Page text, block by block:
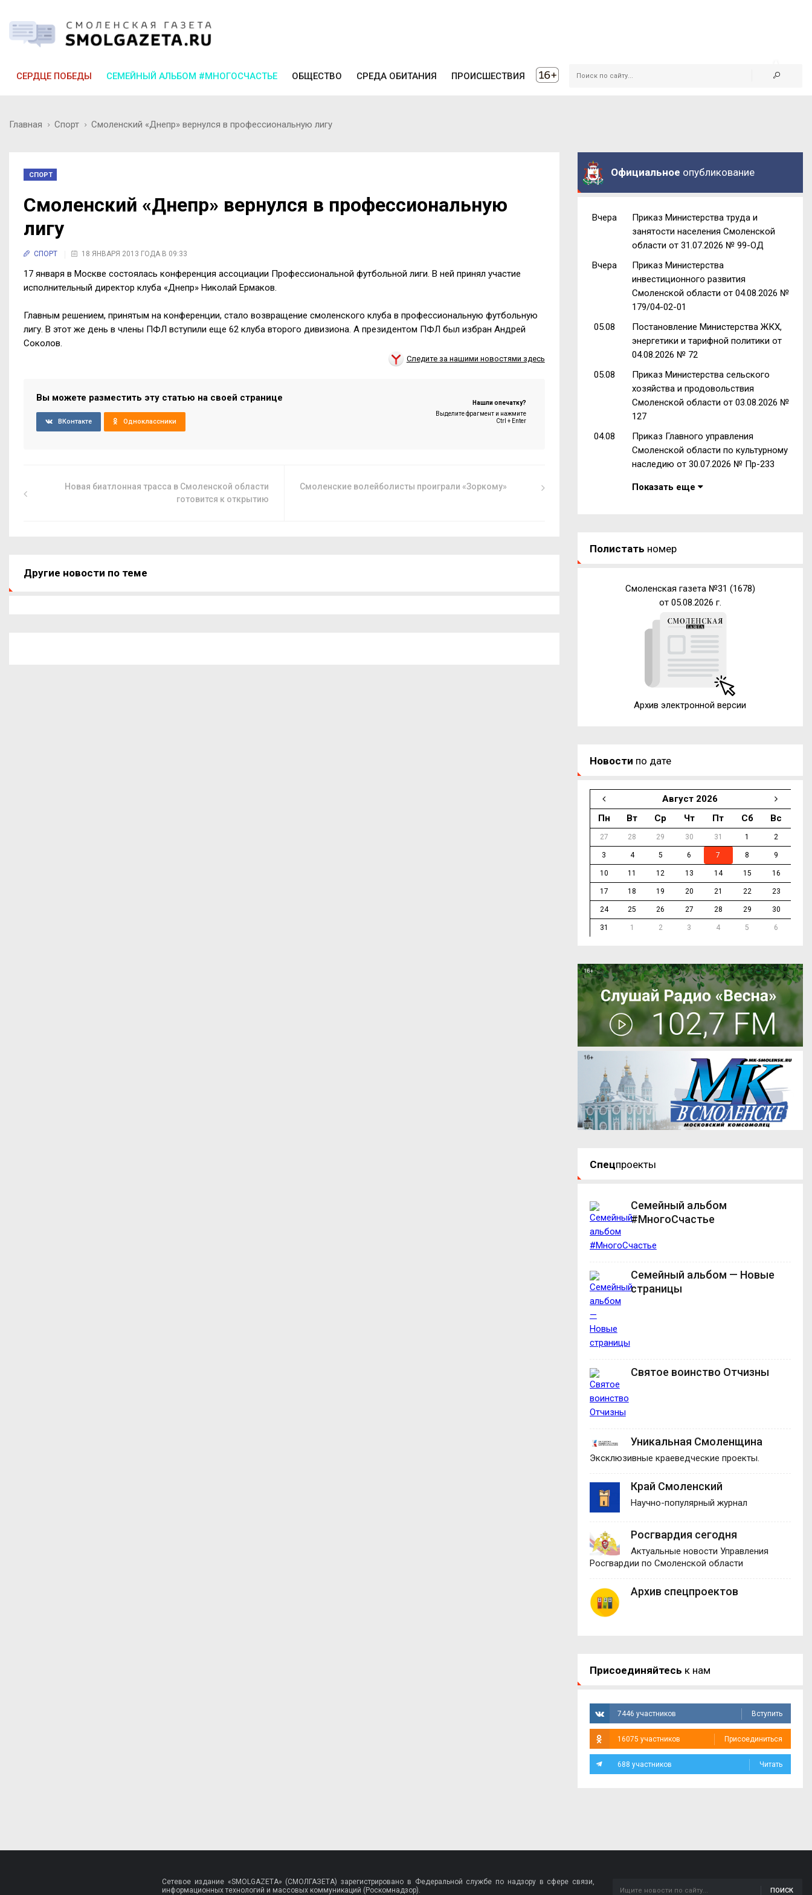
СЕРДЦЕ ПОБЕДЫ СЕМЕЙНЫЙ АЛЬБОМ #МНОГОСЧАСТЬЕ ОБЩЕСТВО СРЕДА ОБИТАНИЯ ПРОИСШЕСТВИЯ
Главная Спорт Смоленский «Днепр» вернулся в профессиональную лигу
СПОРТ
Смоленский «Днепр» вернулся в профессиональную
лигу
СПОРТ 18 ЯНВАРЯ 2013 ГОДА В 09:33
17 января в Москве состоялась конференция ассоциации Профессиональной футбольной лиги. В ней принял участие
исполнительный директор клуба «Днепр» Николай Ермаков.
Главным решением, принятым на конференции, стало возвращение смоленского клуба в профессиональную футбольную
лигу. В этот же день в члены ПФЛ вступили еще 62 клуба второго дивизиона. А президентом ПФЛ был избран Андрей
Соколов.
Следите за нашими новостями здесь
Вы можете разместить эту статью на своей странице
ВКонтакте Одноклассники
Нашли опечатку?
Выделите фрагмент и нажмите
Ctrl + Enter
Новая биатлонная трасса в Смоленской области
готовится к открытию
Смоленские волейболисты проиграли «Зоркому»
Другие новости по теме
Официальное опубликование
Вчера
Приказ Министерства труда и
занятости населения Смоленской
области от 31.07.2026 № 99-ОД
Вчера
Приказ Министерства
инвестиционного развития
Смоленской области от 04.08.2026 №
179/04-02-01
05.08
Постановление Министерства ЖКХ,
энергетики и тарифной политики от
04.08.2026 № 72
05.08
Приказ Министерства сельского
хозяйства и продовольствия
Смоленской области от 03.08.2026 №
127
04.08
Приказ Главного управления
Смоленской области по культурному
наследию от 30.07.2026 № Пр-233
Показать еще
Полистать номер
Смоленская газета №31 (1678)
от 05.08.2026 г.
Архив электронной версии
Новости по дате
Август 2026
Пн
Вт Ср Чт Пт Сб Вс
27 28 29 30 31 1 2
3 4 5 6 7 8 9
10 11 12 13 14 15 16
17 18 19 20 21 22 23
24 25 26 27 28 29 30
31 1 2 3 4 5 6
Спецпроекты
Семейный альбом
#МногоСчастье
Семейный альбом — Новые
страницы
Святое воинство Отчизны
Уникальная Смоленщина
Эксклюзивные краеведческие проекты.
Край Смоленский
Научно-популярный журнал
Росгвардия сегодня
Актуальные новости Управления
Росгвардии по Смоленской области
Архив спецпроектов
Присоединяйтесь к нам
7446 участников Вступить
16075 участников Присоединиться
688 участников Читать
Сетевое издание «SMOLGAZETA» (СМОЛГАЗЕТА) зарегистрировано в Федеральной службе по надзору в сфере связи,
информационных технологий и массовых коммуникаций (Роскомнадзор).
ПОИСК